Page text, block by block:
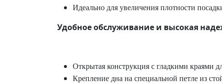
Идеально для увеличения плотности
Удобное обслуживание и высокая
Открытая конструкция с гладкими краями
Крепление дна на специальной петле из